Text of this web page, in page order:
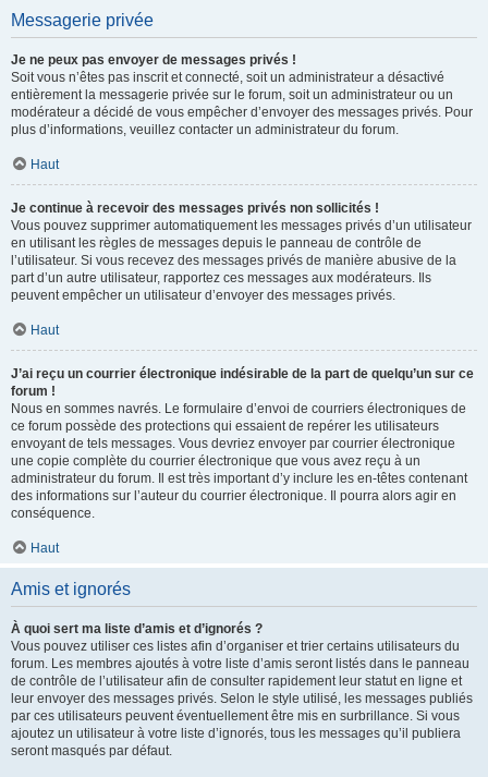
Messagerie privée
Je ne peux pas envoyer de messages privés !
Soit vous n’êtes pas inscrit et connecté, soit un administrateur a désactivé
entièrement la messagerie privée sur le forum, soit un administrateur ou un
modérateur a décidé de vous empêcher d’envoyer des messages privés. Pour
plus d’informations, veuillez contacter un administrateur du forum.
Haut
Je continue à recevoir des messages privés non sollicités !
Vous pouvez supprimer automatiquement les messages privés d’un utilisateur
en utilisant les règles de messages depuis le panneau de contrôle de
l’utilisateur. Si vous recevez des messages privés de manière abusive de la
part d’un autre utilisateur, rapportez ces messages aux modérateurs. Ils
peuvent empêcher un utilisateur d’envoyer des messages privés.
Haut
J’ai reçu un courrier électronique indésirable de la part de quelqu’un sur ce
forum !
Nous en sommes navrés. Le formulaire d’envoi de courriers électroniques de
ce forum possède des protections qui essaient de repérer les utilisateurs
envoyant de tels messages. Vous devriez envoyer par courrier électronique
une copie complète du courrier électronique que vous avez reçu à un
administrateur du forum. Il est très important d’y inclure les en-têtes contenant
des informations sur l’auteur du courrier électronique. Il pourra alors agir en
conséquence.
Haut
Amis et ignorés
À quoi sert ma liste d’amis et d’ignorés ?
Vous pouvez utiliser ces listes afin d’organiser et trier certains utilisateurs du
forum. Les membres ajoutés à votre liste d’amis seront listés dans le panneau
de contrôle de l’utilisateur afin de consulter rapidement leur statut en ligne et
leur envoyer des messages privés. Selon le style utilisé, les messages publiés
par ces utilisateurs peuvent éventuellement être mis en surbrillance. Si vous
ajoutez un utilisateur à votre liste d’ignorés, tous les messages qu’il publiera
seront masqués par défaut.